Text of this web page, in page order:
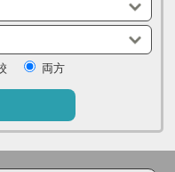
両方